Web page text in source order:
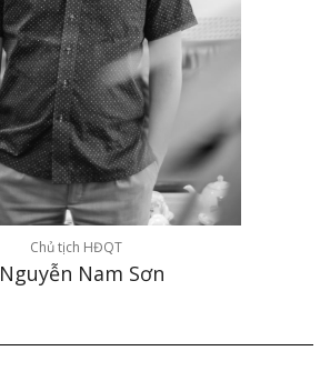
Chủ tịch HĐQT
Nguyễn Nam Sơn